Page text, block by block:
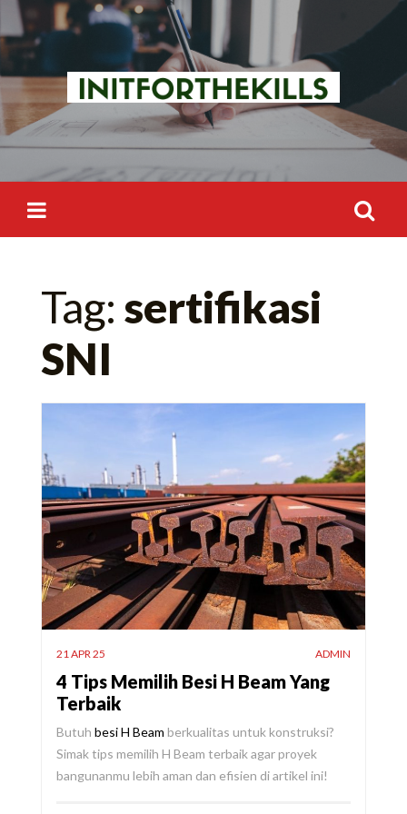
Skip
to
content
for:
Tag: sertifikasi
SNI
21 APR 25 ADMIN
4 Tips Memilih Besi H Beam Yang
Terbaik
Butuh besi H Beam berkualitas untuk konstruksi?
Simak tips memilih H Beam terbaik agar proyek
bangunanmu lebih aman dan efisien di artikel ini!